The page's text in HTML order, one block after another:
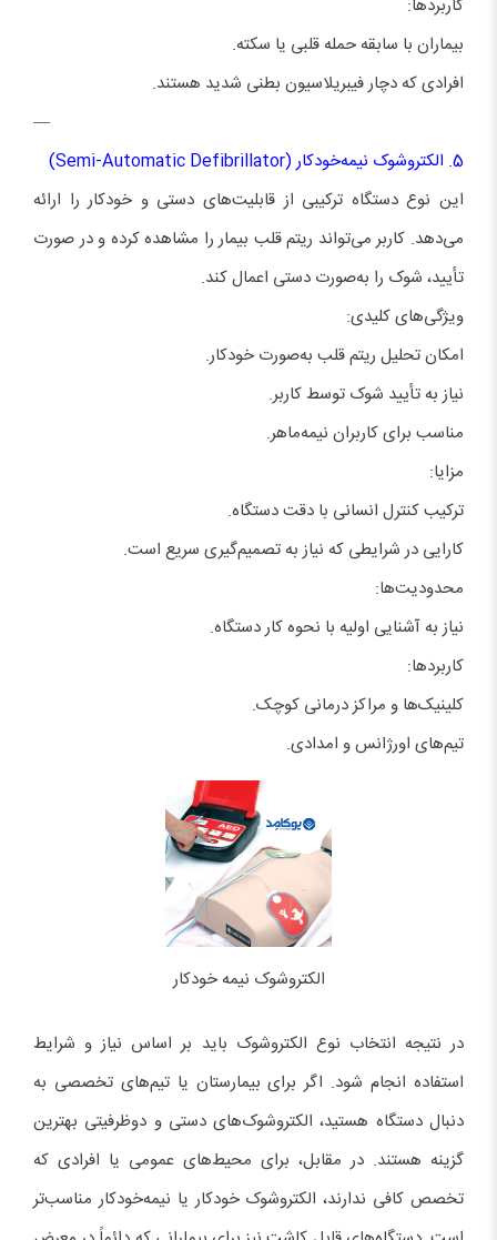
کاربردها:
بیماران با سابقه حمله قلبی یا سکته.
افرادی که دچار فیبریلاسیون بطنی شدید هستند.
—
5. الکتروشوک نیمه‌خودکار (Semi-Automatic Defibrillator)
این نوع دستگاه ترکیبی از قابلیت‌های دستی و خودکار را ارائه
می‌دهد. کاربر می‌تواند ریتم قلب بیمار را مشاهده کرده و در صورت
تأیید، شوک را به‌صورت دستی اعمال کند.
ویژگی‌های کلیدی:
امکان تحلیل ریتم قلب به‌صورت خودکار.
نیاز به تأیید شوک توسط کاربر.
مناسب برای کاربران نیمه‌ماهر.
مزایا:
ترکیب کنترل انسانی با دقت دستگاه.
کارایی در شرایطی که نیاز به تصمیم‌گیری سریع است.
محدودیت‌ها:
نیاز به آشنایی اولیه با نحوه کار دستگاه.
کاربردها:
کلینیک‌ها و مراکز درمانی کوچک.
تیم‌های اورژانس و امدادی.
الکتروشوک نیمه خودکار
در نتیجه انتخاب نوع الکتروشوک باید بر اساس نیاز و شرایط
استفاده انجام شود. اگر برای بیمارستان یا تیم‌های تخصصی به
دنبال دستگاه هستید، الکتروشوک‌های دستی و دوظرفیتی بهترین
گزینه هستند. در مقابل، برای محیط‌های عمومی یا افرادی که
تخصص کافی ندارند، الکتروشوک خودکار یا نیمه‌خودکار مناسب‌تر